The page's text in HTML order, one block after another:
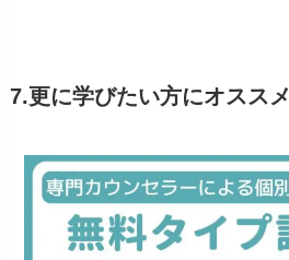
7.更に学びたい方にオススメ